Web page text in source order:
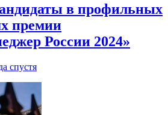
в профильных
премии
России 2024»
спустя